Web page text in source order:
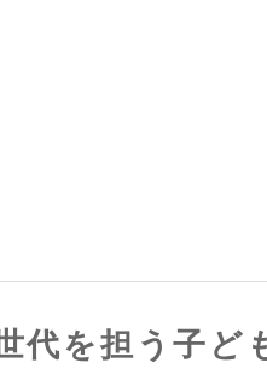
代を担う子ど